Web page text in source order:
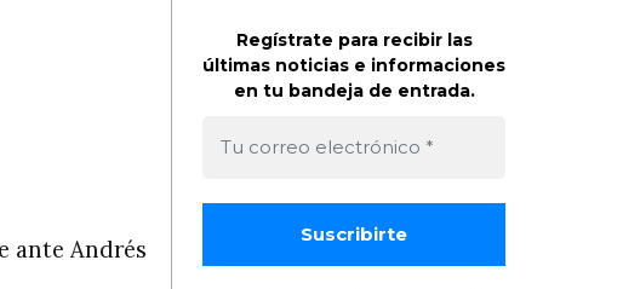
ante Andrés
Regístrate para recibir las
últimas noticias e informaciones
en tu bandeja de entrada.